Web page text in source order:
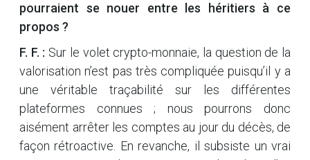
pourraient se nouer entre les héritiers à ce
propos ?
F. F. : Sur le volet crypto-monnaie, la question de la
valorisation n’est pas très compliquée puisqu’il y a
une véritable traçabilité sur les différentes
plateformes connues ; nous pourrons donc
aisément arrêter les comptes au jour du décès, de
façon rétroactive. En revanche, il subsiste un vrai